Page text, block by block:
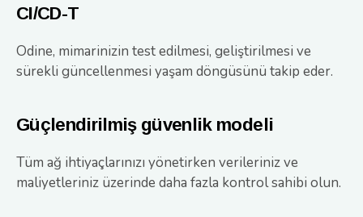
CI/CD-T
Odine, mimarinizin test edilmesi, geliştirilmesi ve
sürekli güncellenmesi yaşam döngüsünü takip eder.
Güçlendirilmiş güvenlik modeli
Tüm ağ ihtiyaçlarınızı yönetirken verileriniz ve
maliyetleriniz üzerinde daha fazla kontrol sahibi olun.